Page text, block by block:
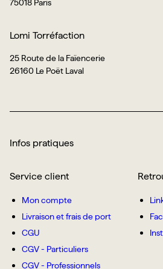
75018 Paris
Lomi Torréfaction
25 Route de la Faïencerie
26160 Le Poët Laval
Infos pratiques
Service client
Mon compte
Livraison et frais de port
CGU
CGV - Particuliers
CGV - Professionnels